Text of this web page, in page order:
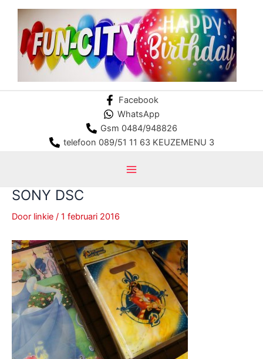
inhoud
Facebook
WhatsApp
Gsm 0484/948826
telefoon 089/51 11 63 KEUZEMENU 3
SONY DSC
Door linkie / 1 februari 2016